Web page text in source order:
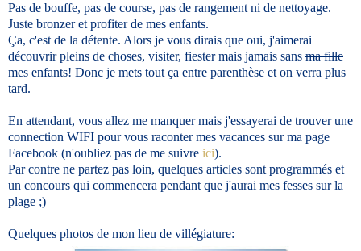
Pas de bouffe, pas de course, pas de rangement ni de nettoyage.
Juste bronzer et profiter de mes enfants.
Ça, c'est de la détente. Alors je vous dirais que oui, j'aimerai
découvrir pleins de choses, visiter, fiester mais jamais sans ma fille
mes enfants! Donc je mets tout ça entre parenthèse et on verra plus
tard.
En attendant, vous allez me manquer mais j'essayerai de trouver une
connection WIFI pour vous raconter mes vacances sur ma page
Facebook (n'oubliez pas de me suivre ici).
Par contre ne partez pas loin, quelques articles sont programmés et
un concours qui commencera pendant que j'aurai mes fesses sur la
plage ;)
Quelques photos de mon lieu de villégiature: